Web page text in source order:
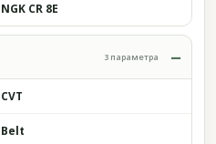
NGK CR 8E
3 параметра
CVT
Belt